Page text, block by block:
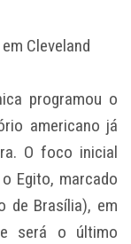
Cleveland
programou o
americano já
O foco inicial
Egito, marcado
de Brasília), em
será o último